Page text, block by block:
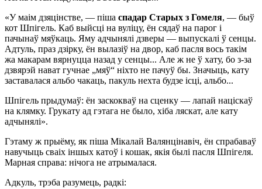
«У маім дзяцінстве, — піша спадар Старых з Гомеля, — быў
кот Шпігель. Каб выйсці на вуліцу, ён сядаў на парог і
пачынаў мяўкаць. Яму адчынялі дзверы — выпускалі ў сенцы.
Адтуль, праз дзірку, ён вылазіў на двор, каб пасля вось такім
жа макарам вярнуцца назад у сенцы... Але ж не ў хату, бо з-за
дзвярэй нават гучнае „мяў“ ніхто не пачуў бы. Значыць, кату
заставалася альбо чакаць, пакуль нехта будзе ісці, альбо...
Шпігель прыдумаў: ён заскокваў на сценку — лапай націскаў
на клямку. Грукату ад гэтага не было, хіба ляскат, але кату
адчынялі».
Гэтаму ж прыёму, як піша Мікалай Валянцінавіч, ён спрабаваў
навучыць сваіх іншых катоў і кошак, якія былі пасля Шпігеля.
Марная справа: нічога не атрымалася.
Адкуль, трэба разумець, радкі: